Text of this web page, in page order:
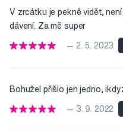
V zrcátku je pekně vidět,
dávení. Za mě super
— 2. 5. 2023
Bohužel přišlo jen jedno,
— 3. 9. 2022